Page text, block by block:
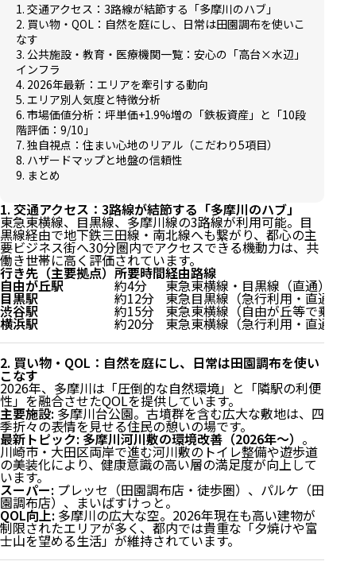
1. 交通アクセス：3路線が結節する「多摩川のハブ」
2. 買い物・QOL：自然を庭にし、日常は田園調布を使いこ
なす
3. 公共施設・教育・医療機関一覧：安心の「高台×水辺」
インフラ
4. 2026年最新：エリアを牽引する動向
5. エリア別人気度と特徴分析
6. 市場価値分析：坪単価+1.9%増の「鉄板資産」と「10段
階評価：9/10」
7. 独自視点：住まい心地のリアル（こだわり5項目）
8. ハザードマップと地盤の信頼性
9. まとめ
1. 交通アクセス：3路線が結節する「多摩川のハブ」
東急東横線、目黒線、多摩川線の3路線が利用可能。目
黒線経由で地下鉄三田線・南北線へも繋がり、都心の主
要ビジネス街へ30分圏内でアクセスできる機動力は、共
働き世帯に高く評価されています。
行き先（主要拠点）所要時間経由路線
自由が丘駅 約4分 東急東横線・目黒線（直通）
目黒駅 約12分 東急目黒線（急行利用・直通）
渋谷駅 約15分 東急東横線（自由が丘等で乗り
横浜駅 約20分 東急東横線（急行利用・直通）
2. 買い物・QOL：自然を庭にし、日常は田園調布を使い
こなす
2026年、多摩川は「圧倒的な自然環境」と「隣駅の利便
性」を融合させたQOLを提供しています。
主要施設:多摩川台公園。古墳群を含む広大な敷地は、四
季折々の表情を見せる住民の憩いの場です。
最新トピック:多摩川河川敷の環境改善（2026年〜） 。
川崎市・大田区両岸で進む河川敷のトイレ整備や遊歩道
の美装化により、健康意識の高い層の満足度が向上して
います。
スーパー: プレッセ（田園調布店・徒歩圏）、パルケ（田
園調布店）、まいばすけっと。
QOL向上: 多摩川の広大な空。2026年現在も高い建物が
制限されたエリアが多く、都内では貴重な「夕焼けや富
士山を望める生活」が維持されています。